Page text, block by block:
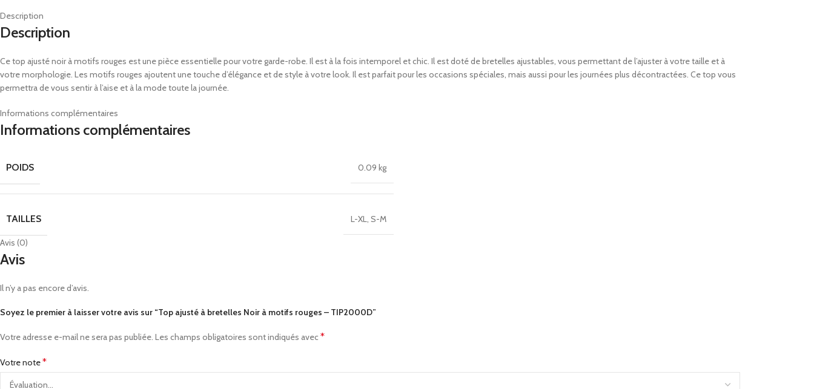
Description
Description
Ce top ajusté noir à motifs rouges est une pièce essentielle pour votre garde-robe. Il est à la fois intemporel et chic. Il est doté de bretelles ajustables, vous permettant de l’ajuster à votre taille et à
votre morphologie. Les motifs rouges ajoutent une touche d’élégance et de style à votre look. Il est parfait pour les occasions spéciales, mais aussi pour les journées plus décontractées. Ce top vous
permettra de vous sentir à l’aise et à la mode toute la journée.
Informations complémentaires
Informations complémentaires
POIDS 0.09 kg
TAILLES L-XL, S-M
Avis (0)
Avis
Il n’y a pas encore d’avis.
Soyez le premier à laisser votre avis sur “Top ajusté à bretelles Noir à motifs rouges – TIP2000D”
Votre adresse e-mail ne sera pas publiée. Les champs obligatoires sont indiqués avec *
Votre note*